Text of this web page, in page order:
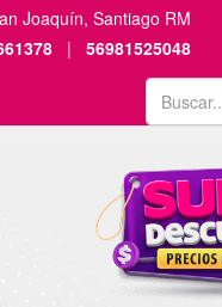
Joaquín, Santiago RM
| 56981525048